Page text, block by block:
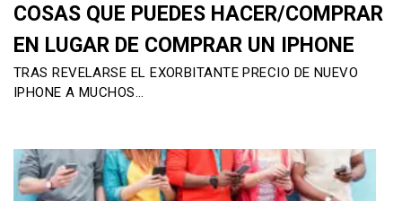
COSAS QUE PUEDES HACER/COMPRAR
EN LUGAR DE COMPRAR UN IPHONE
TRAS REVELARSE EL EXORBITANTE PRECIO DE NUEVO
IPHONE A MUCHOS…